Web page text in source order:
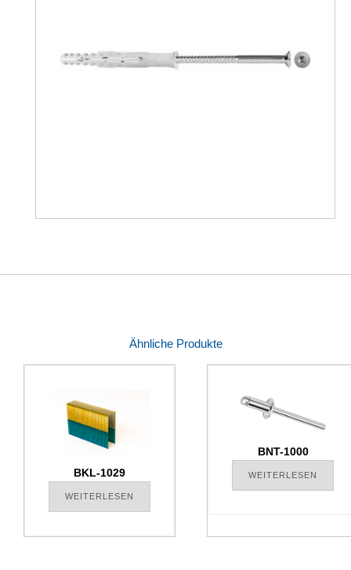
Ähnliche Produkte
BKL-1029
WEITERLESEN
BNT-1000
WEITERLESEN